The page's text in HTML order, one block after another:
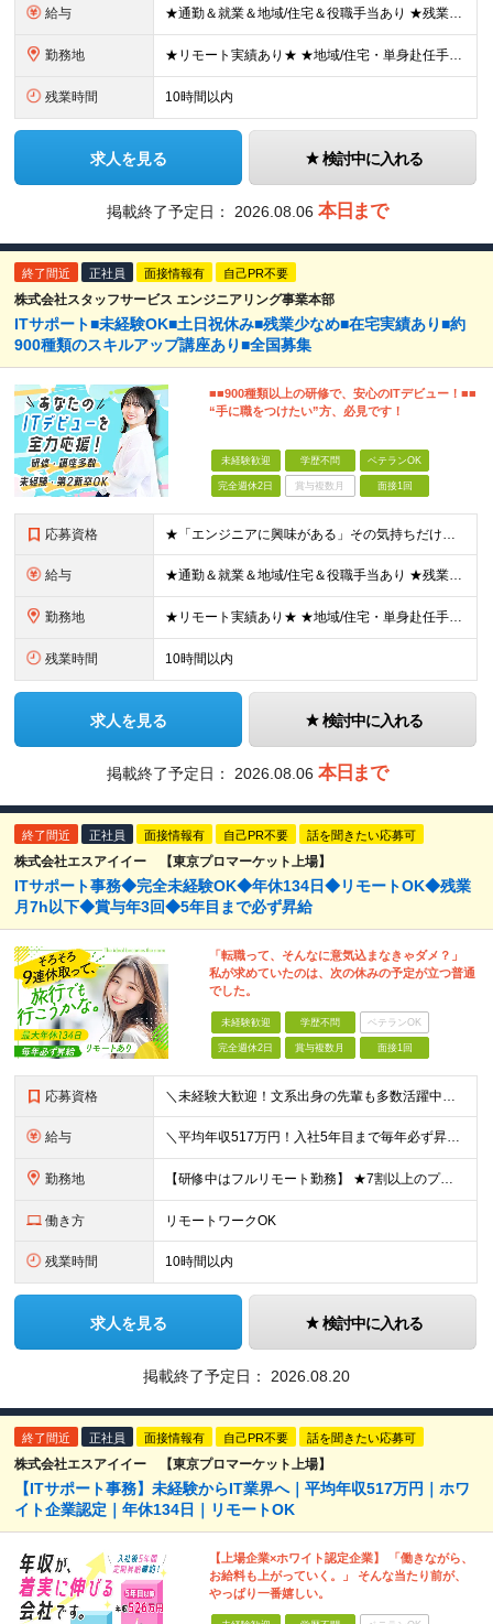
給与 ★通勤＆就業＆地域/住宅＆役職手当あり ★残業代は全額支給 ★選べる給与制度あり！ ■東京・神奈川・千葉・埼玉勤務の場合 月給24.5万円～55万円＋諸手当 （残業代は全額支給） (20,000円の
勤務地 ★リモート実績あり★ ★地域/住宅・単身赴任手当などサポートも万全 ★転任費用や寮・社宅制度も完備しています ★勤務地については希望を考慮の上、決定します 『地元で働きたい』『新天地で挑戦したい』と
残業時間 10時間以内
求人を見る 検討中に入れる
掲載終了予定日： 2026.08.06 本日まで
終了間近 正社員 面接情報有 自己PR不要
株式会社スタッフサービス エンジニアリング事業本部
ITサポート■未経験OK■土日祝休み■残業少なめ■在宅実績あり■約
900種類のスキルアップ講座あり■全国募集
■■900種類以上の研修で、安心のITデビュー！■■
“手に職をつけたい”方、必見です！
未経験歓迎 学歴不問 ベテランOK
完全週休2日 賞与複数月 面接1回
応募資格 ★「エンジニアに興味がある」その気持ちだけでOK！ ■学歴不問 ■IT知識・実務経験は一切不問！未経験・第二新卒大歓迎 ★ITサポート・IT事務やエンジニアの経験をお持ちの方は優遇します！ 地方在住
給与 ★通勤＆就業＆地域/住宅＆役職手当あり ★残業代は全額支給 ★選べる給与制度あり！ ■東京・神奈川・千葉・埼玉勤務の場合 月給24.5万円～55万円＋諸手当 （残業代は全額支給） (20,000円の
勤務地 ★リモート実績あり★ ★地域/住宅・単身赴任手当などサポートも万全 ★転任費用や寮・社宅制度も完備しています ★勤務地については希望を考慮の上、決定します 『地元で働きたい』『新天地で挑戦したい』と
残業時間 10時間以内
求人を見る 検討中に入れる
掲載終了予定日： 2026.08.06 本日まで
終了間近 正社員 面接情報有 自己PR不要 話を聞きたい応募可
株式会社エスアイイー 【東京プロマーケット上場】
ITサポート事務◆完全未経験OK◆年休134日◆リモートOK◆残業
月7h以下◆賞与年3回◆5年目まで必ず昇給
「転職って、そんなに意気込まなきゃダメ？」
私が求めていたのは、次の休みの予定が立つ普通
でした。
未経験歓迎 学歴不問 ベテランOK
完全週休2日 賞与複数月 面接1回
応募資格 ＼未経験大歓迎！文系出身の先輩も多数活躍中／ ◆PCスキルに自信のない方も歓迎 ◆完全未経験OK ◆社会人デビューもOK ◆学歴不問 ＊*こんなアナタにオススメです*＊ ◇事務職に興味があるが、給与
給与 ＼平均年収517万円！入社5年目まで毎年必ず昇給／ ■賞与年3回 ■年収800万円以上も可 ■入社3年以上の平均年収469.2万円 月給23万2000円以上＋賞与年3回＋各種手当 ☆入社5年目まで最
勤務地 【研修中はフルリモート勤務】 ★7割以上のプロジェクトでリモートワークを導入 ★一都三県のプロジェクト先 ★転居を伴う転勤なし ＜プロジェクト先＞ 東京・神奈川・千葉・埼玉でのプロジェクト先にて勤務
働き方 リモートワークOK
残業時間 10時間以内
求人を見る 検討中に入れる
掲載終了予定日： 2026.08.20
終了間近 正社員 面接情報有 自己PR不要 話を聞きたい応募可
株式会社エスアイイー 【東京プロマーケット上場】
【ITサポート事務】未経験からIT業界へ｜平均年収517万円｜ホワ
イト企業認定｜年休134日｜リモートOK
【上場企業×ホワイト認定企業】 「働きながら、
お給料も上がっていく。」 そんな当たり前が、
やっぱり一番嬉しい。